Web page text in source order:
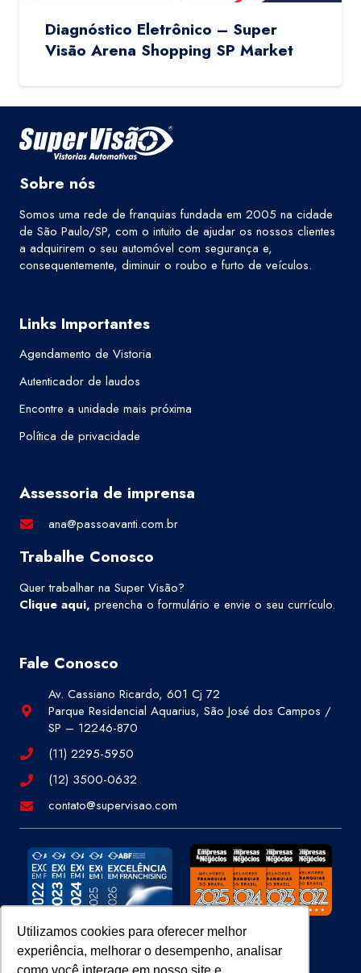
Utilizamos cookies para oferecer melhor
experiência, melhorar o desempenho, analisar
Diagnóstico Eletrônico – Super
Visão Arena Shopping SP Market
Sobre nós
Somos uma rede de franquias fundada em 2005 na cidade
de São Paulo/SP, com o intuito de ajudar os nossos clientes
a adquirirem o seu automóvel com segurança e,
consequentemente, diminuir o roubo e furto de veículos.
Links Importantes
Agendamento de Vistoria
Autenticador de laudos
Encontre a unidade mais próxima
Política de privacidade
Assessoria de imprensa
ana@passoavanti.com.br
Trabalhe Conosco
Quer trabalhar na Super Visão?
Clique aqui, preencha o formulário e envie o seu currículo.
Fale Conosco
Av. Cassiano Ricardo, 601 Cj 72
Parque Residencial Aquarius, São José dos Campos /
SP – 12246-870
(11) 2295-5950
(12) 3500-0632
contato@supervisao.com
Site 100% Seguro